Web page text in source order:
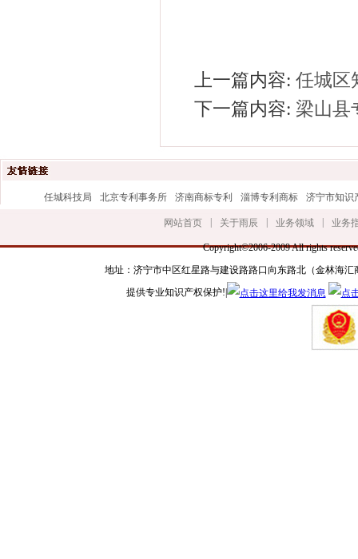
上一篇内容: 任城区
下一篇内容: 梁山县
任城科技局 北京专利事务所 济南商标专利 淄博专利商标 济宁市知识
网站首页 关于雨辰 业务领域 业务
Copyright©2006-2009 All rights
地址：济宁市中区红星路与建设路路口向东路北（金林海汇
提供专业知识产权保护!|